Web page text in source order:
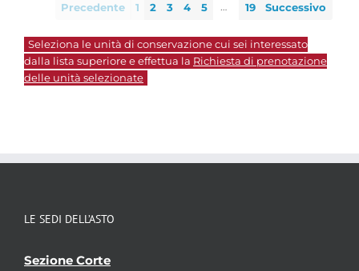
Precedente 1 2 3 4 5 … 19 Successivo
Seleziona le unità di conservazione cui sei interessato
dalla lista superiore e effettua la Richiesta di prenotazione
delle unità selezionate
LE SEDI DELL’ASTO
Sezione Corte